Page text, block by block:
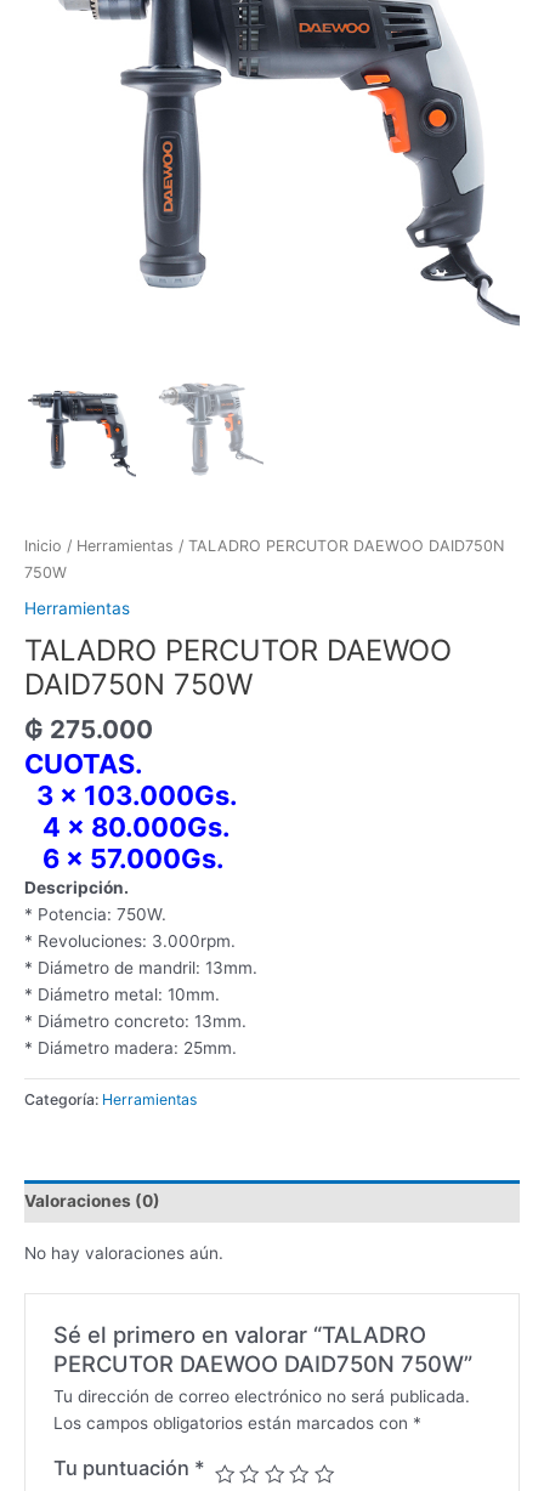
Inicio / Herramientas / TALADRO PERCUTOR DAEWOO DAID750N
750W
Herramientas
TALADRO PERCUTOR DAEWOO
DAID750N 750W
₲ 275.000
CUOTAS.
3 x 103.000Gs.
4 x 80.000Gs.
6 x 57.000Gs.
Descripción.
* Potencia: 750W.
* Revoluciones: 3.000rpm.
* Diámetro de mandril: 13mm.
* Diámetro metal: 10mm.
* Diámetro concreto: 13mm.
* Diámetro madera: 25mm.
Categoría: Herramientas
Valoraciones (0)
No hay valoraciones aún.
Sé el primero en valorar “TALADRO
PERCUTOR DAEWOO DAID750N 750W”
Tu dirección de correo electrónico no será publicada.
Los campos obligatorios están marcados con *
Tu puntuación *